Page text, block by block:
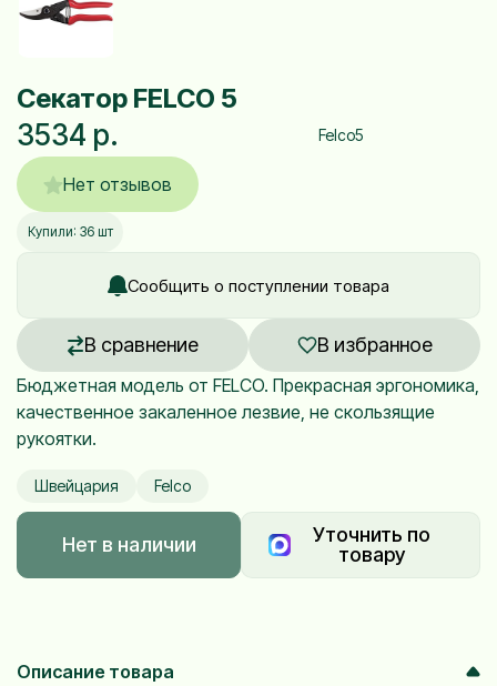
Нет отзывов
Купили: 36 шт
Сообщить о поступлении товара
В сравнение В избранное
Секатор FELCO 5
3534 р. Felco5
Бюджетная модель от FELCO. Прекрасная эргономика,
качественное закаленное лезвие, не скользящие
рукоятки.
Швейцария Felco
Нет в наличии
Уточнить по
товару
Описание товара